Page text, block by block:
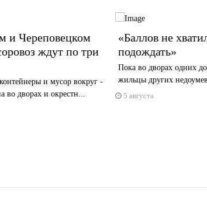
и Череповецком
ждут по три
и мусор вокруг -
во дворах и окрестн...
«Баллов не
подождать»
Пока во дворах одних
жильцы других
5 августа